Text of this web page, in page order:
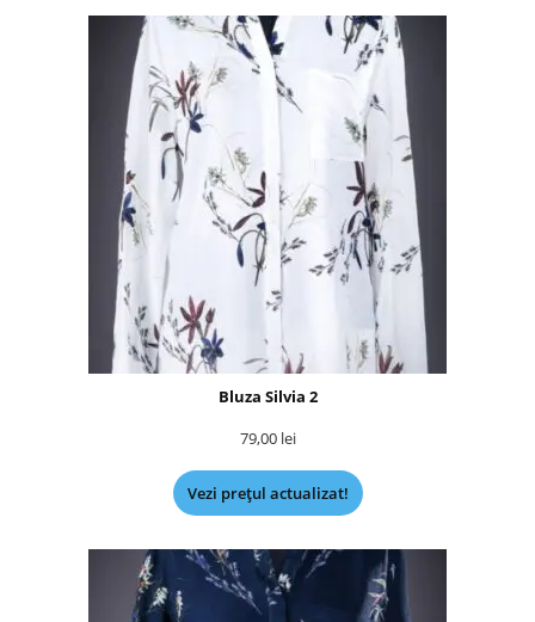
Bluza Silvia 2
79,00 lei
Vezi prețul actualizat!